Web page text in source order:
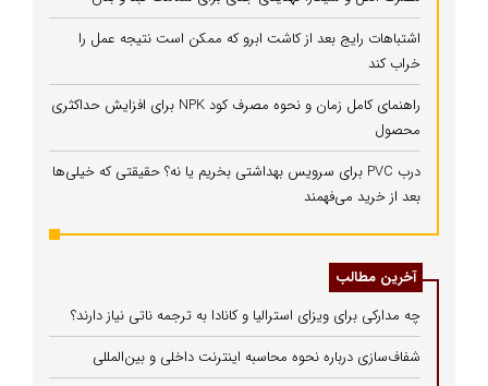
اشتباهات رایج بعد از کاشت ابرو که ممکن است نتیجه عمل را
خراب کند
راهنمای کامل زمان و نحوه مصرف کود NPK برای افزایش حداکثری
محصول
درب PVC برای سرویس بهداشتی بخریم یا نه؟ حقیقتی که خیلی‌ها
بعد از خرید می‌فهمند
آخرین مطالب
چه مدارکی برای ویزای استرالیا و کانادا به ترجمه ناتی نیاز دارند؟
شفاف‌سازی درباره نحوه محاسبه اینترنت داخلی و بین‌المللی